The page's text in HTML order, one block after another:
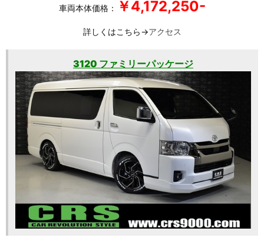
車両本体価格： ￥4,172,250-
詳しくはこちら→アクセス
3120 ファミリーパッケージ